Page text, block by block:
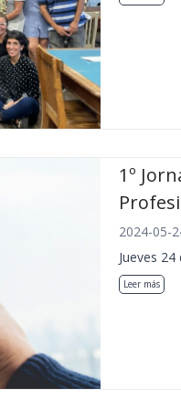
1º
2024-05-
Jueves
Leer más